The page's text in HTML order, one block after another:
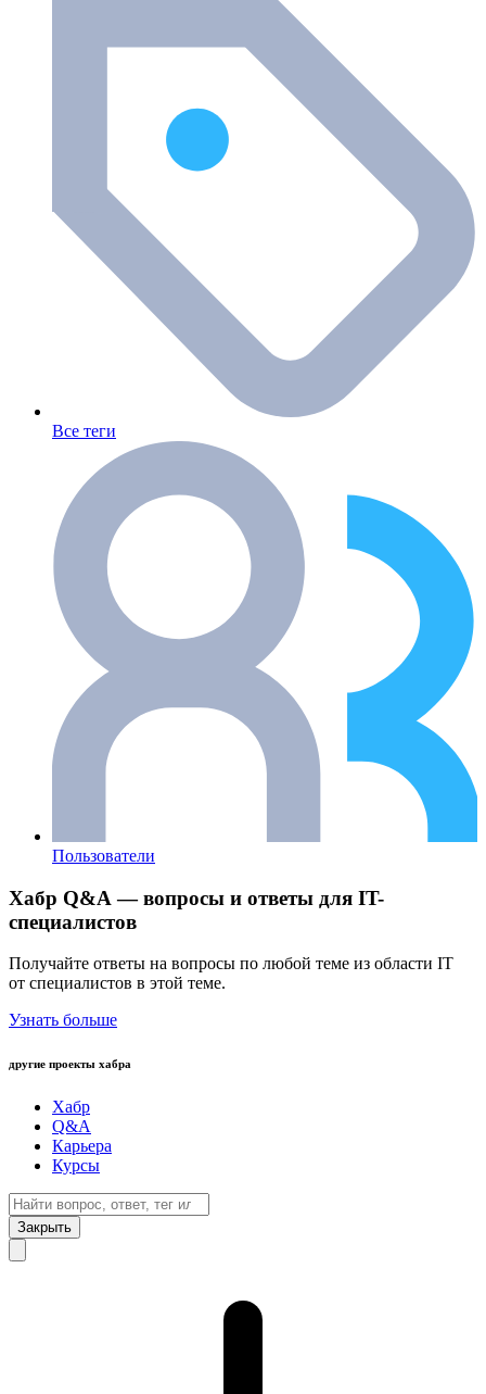
Все теги
Пользователи
Хабр Q&A — вопросы и ответы для IT-
специалистов
Получайте ответы на вопросы по любой теме из области IT
от специалистов в этой теме.
Узнать больше
другие проекты хабра
Хабр
Q&A
Карьера
Курсы
Закрыть